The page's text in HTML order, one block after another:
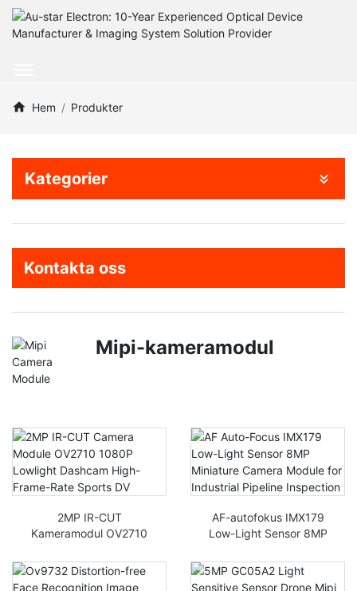
Hem Produkter
Kategorier
Kontakta oss
Mipi-kameramodul
2MP IR-CUT
Kameramodul OV2710
Högbildsfrekvens
Sports DV
AF-autofokus IMX179
Low-Light Sensor 8MP
för industriell
rörledningsinspektion